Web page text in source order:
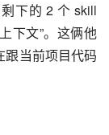
下的 2 个 skill
下文”。这俩他
当前项目代码